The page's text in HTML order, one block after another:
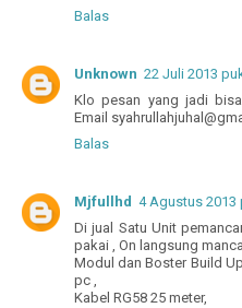
Balas
Unknown 22 Juli 2013
Klo pesan yang jadi
Email
Balas
Mjfullhd 4 Agustus 2013
Di jual Satu Unit
pakai , On langsung
Modul dan Boster Build
pc ,
Kabel RG58 25 meter,